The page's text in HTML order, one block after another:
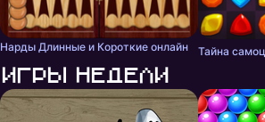
Нарды Длинные и Короткие онлайн
Игры недели